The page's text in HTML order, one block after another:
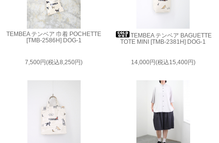
TEMBEA テンベア 巾着 POCHETTE
[TMB-2586H] DOG-1
7,500円(税込8,250円)
TEMBEA テンベア BAGUETTE
TOTE MINI [TMB-2381H] DOG-1
14,000円(税込15,400円)